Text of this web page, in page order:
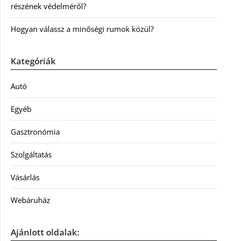
részének védelméről?
Hogyan válassz a minőségi rumok közül?
Kategóriák
Autó
Egyéb
Gasztronómia
Szolgáltatás
Vásárlás
Webáruház
Ajánlott oldalak: